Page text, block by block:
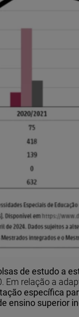
de estudo a
relação a
específica
ensino superior